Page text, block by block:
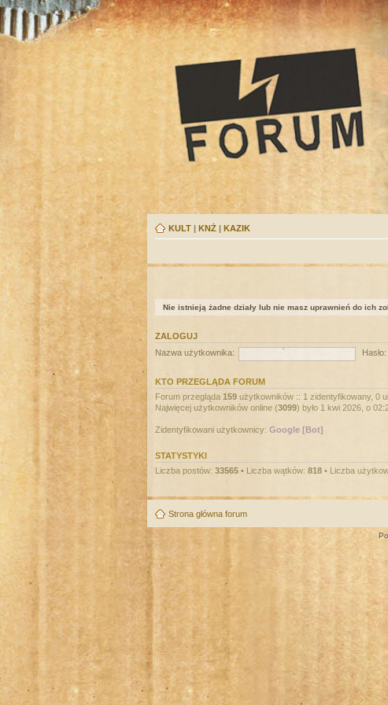
KULT | KNŻ | KAZIK
Nie istnieją żadne działy lub nie masz uprawnień do ich
ZALOGUJ
Nazwa użytkownika:
Hasło:
KTO PRZEGLĄDA FORUM
Forum przegląda 159 użytkowników :: 1 zidentyfikowany, 0
Najwięcej użytkowników online (3099) było 1 kwi 2026, o
Zidentyfikowani użytkownicy: Google [Bot]
STATYSTYKI
Liczba postów: 33565 • Liczba wątków: 818 • Liczba
Strona główna forum